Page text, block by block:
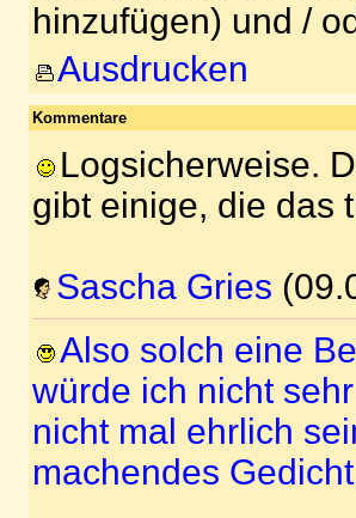
hinzufügen) und /
Ausdrucken
Kommentare
Logsicherweise.
gibt einige, die das
Sascha Gries
Also solch eine
würde ich nicht
nicht mal ehrlich
machendes